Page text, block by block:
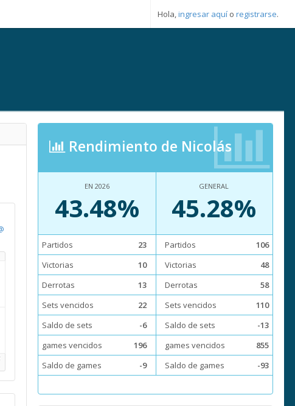
Hola,ingresar aquí o registrarse.
Rendimiento de Nicolás
EN 2026
43.48%
Partidos
23
Victorias
10
Derrotas
13
Sets vencidos
22
Saldo de sets
-6
games vencidos
196
Saldo de games
-9
GENERAL
45.28%
Partidos
106
Victorias
48
Derrotas
58
Sets vencidos
110
Saldo de sets
-13
games vencidos
855
Saldo de games
-93